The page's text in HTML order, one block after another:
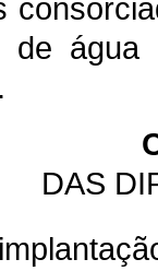
de
DAS